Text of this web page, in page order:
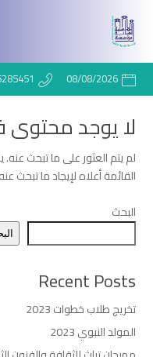
08/08/2026
لا يوجد
لم يتم العثور على ما تبحث
القائمة أعلاه لإيجاد ما تبحث
البحث
Recent Posts
تخريج طلاب خطوات 2023
المولد النبوي 2023